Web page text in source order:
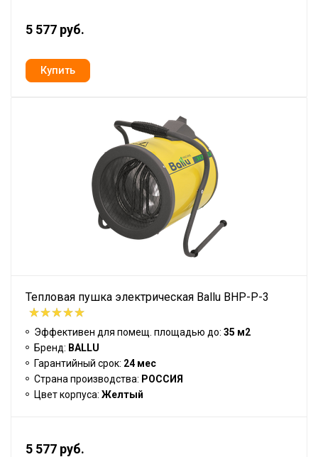
5 577 руб.
Тепловая пушка электрическая Ballu BHP-P-3
Эффективен для помещ. площадью до: 35 м2
Бренд: BALLU
Гарантийный срок: 24 мес
Страна производства: РОССИЯ
Цвет корпуса: Желтый
5 577 руб.